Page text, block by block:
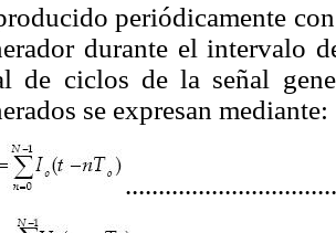
periódicamente
durante el intervalo
de ciclos de la señal
se expresan mediante: